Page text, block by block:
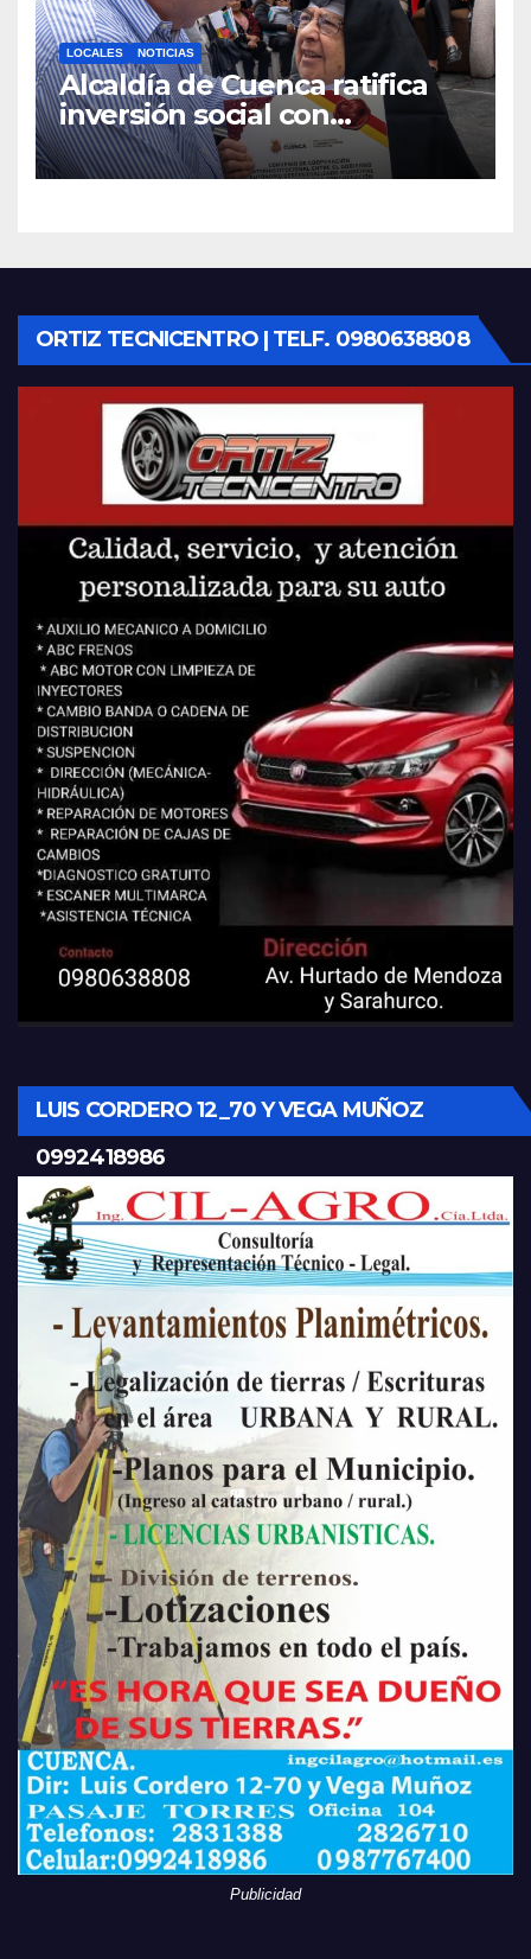
LOCALES NOTICIAS
Alcaldía de Cuenca ratifica
inversión social con
fundaciones e instituciones
locales
ORTIZ TECNICENTRO | TELF. 0980638808
LUIS CORDERO 12_70 Y VEGA MUÑOZ
0992418986
Publicidad